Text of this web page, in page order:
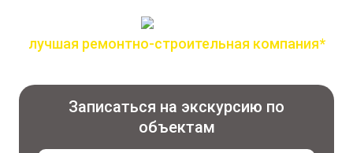
лучшая ремонтно-строительная компания*
Записаться на экскурсию по
объектам